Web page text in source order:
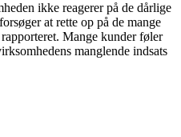
ikke reagerer på de dårlige
at rette op på de mange
Mange kunder føler
manglende indsats